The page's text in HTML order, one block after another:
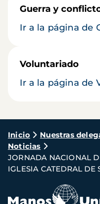
Guerra y
Ir a la página de
Voluntariado
Ir a la página de
Ruta
de
navegación
Inicio Nuestras
Noticias
JORNADA NACIONAL
IGLESIA CATEDRAL